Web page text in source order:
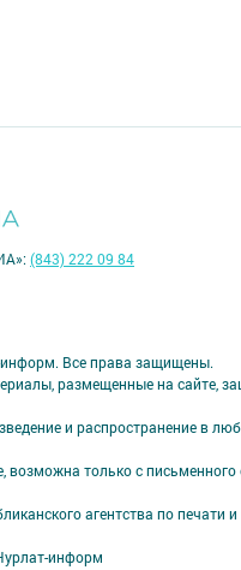
Все права защищены.
размещенные на сайте,
и распространение в
возможна только с письменного
агентства по печати
⁠информ
(843) 222 09 84